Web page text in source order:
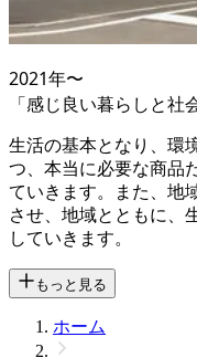
2021年〜
「感じ良い暮らしと社
生活の基本となり、環
つ、本当に必要な商品
ていきます。また、地
させ、地域とともに、
していきます。
もっと見る
ホーム